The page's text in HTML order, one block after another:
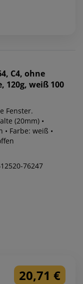
C4, ohne
120g, weiß 100
Fenster.
(20mm) •
Farbe: weiß •
76247
20,71 €